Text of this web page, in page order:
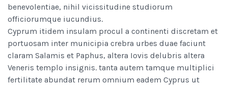
benevolentiae, nihil vicissitudine studiorum
officiorumque iucundius.
Cyprum itidem insulam procul a continenti discretam et
portuosam inter municipia crebra urbes duae faciunt
claram Salamis et Paphus, altera Iovis delubris altera
Veneris templo insignis. tanta autem tamque multiplici
fertilitate abundat rerum omnium eadem Cyprus ut